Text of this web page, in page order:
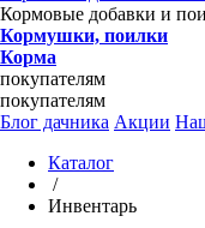
Кормовые добавки и
Кормушки, поилки
Корма
покупателям
покупателям
Блог дачника Акции
Каталог
/
Инвентарь